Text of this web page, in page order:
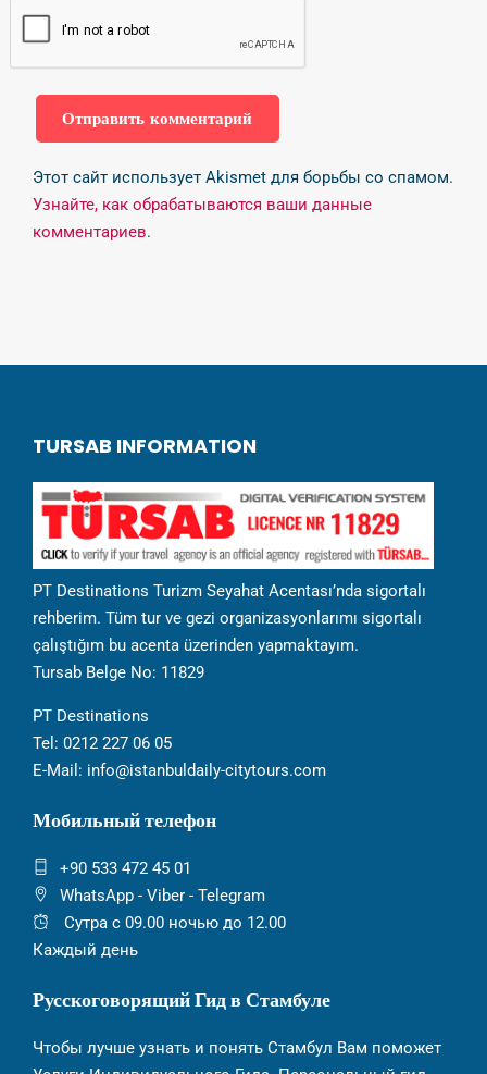
Этот сайт использует Akismet для борьбы со спамом.
Узнайте, как обрабатываются ваши данные
комментариев.
TURSAB INFORMATION
PT Destinations Turizm Seyahat Acentası’nda sigortalı
rehberim. Tüm tur ve gezi organizasyonlarımı sigortalı
çalıştığım bu acenta üzerinden yapmaktayım.
Tursab Belge No: 11829
PT Destinations
Tel: 0212 227 06 05
E-Mail: info@istanbuldaily-citytours.com
Мобильный телефон
+90 533 472 45 01
WhatsApp - Viber - Telegram
Сутра с 09.00 ночью до 12.00
Каждый день
Русскоговорящий Гид в Стамбуле
Чтобы лучше узнать и понять Стамбул Вам поможет